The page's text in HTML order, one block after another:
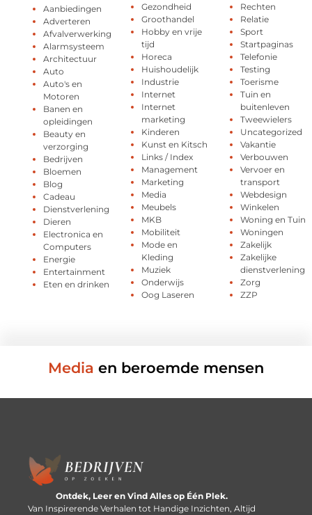
Aanbiedingen
Adverteren
Afvalverwerking
Alarmsysteem
Architectuur
Auto
Auto's en
Motoren
Banen en
opleidingen
Beauty en
verzorging
Bedrijven
Bloemen
Blog
Cadeau
Dienstverlening
Dieren
Electronica en
Computers
Energie
Entertainment
Eten en drinken
Gezondheid
Groothandel
Hobby en vrije
tijd
Horeca
Huishoudelijk
Industrie
Internet
Internet
marketing
Kinderen
Kunst en Kitsch
Links / Index
Management
Marketing
Media
Meubels
MKB
Mobiliteit
Mode en
Kleding
Muziek
Onderwijs
Oog Laseren
Rechten
Relatie
Sport
Startpaginas
Telefonie
Testing
Toerisme
Tuin en
buitenleven
Tweewielers
Uncategorized
Vakantie
Verbouwen
Vervoer en
transport
Webdesign
Winkelen
Woning en Tuin
Woningen
Zakelijk
Zakelijke
dienstverlening
Zorg
ZZP
Media en beroemde mensen
Ontdek, Leer en Vind Alles op Één Plek.
Van Inspirerende Verhalen tot Handige Inzichten, Altijd